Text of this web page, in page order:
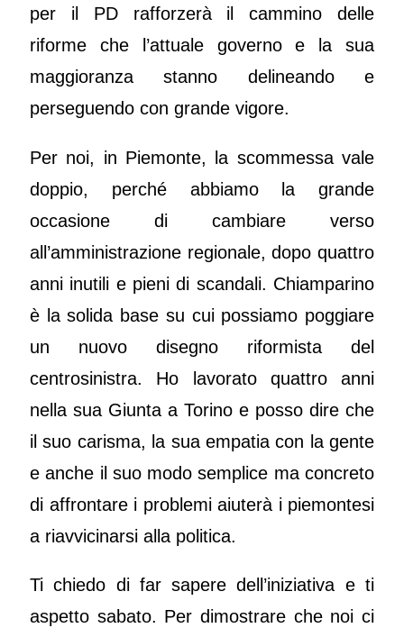
per il PD rafforzerà il cammino delle
riforme che l’attuale governo e la sua
maggioranza stanno delineando e
perseguendo con grande vigore.
Per noi, in Piemonte, la scommessa vale
doppio, perché abbiamo la grande
occasione di cambiare verso
all’amministrazione regionale, dopo quattro
anni inutili e pieni di scandali. Chiamparino
è la solida base su cui possiamo poggiare
un nuovo disegno riformista del
centrosinistra. Ho lavorato quattro anni
nella sua Giunta a Torino e posso dire che
il suo carisma, la sua empatia con la gente
e anche il suo modo semplice ma concreto
di affrontare i problemi aiuterà i piemontesi
a riavvicinarsi alla politica.
Ti chiedo di far sapere dell’iniziativa e ti
aspetto sabato. Per dimostrare che noi ci